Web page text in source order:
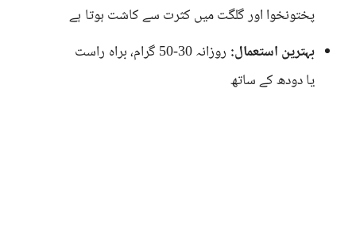
پختونخوا اور گلگت میں کثرت سے کاشت ہوتا ہے
بہترین استعمال:
روزانہ 30-50 گرام، براہ راست
یا دودھ کے ساتھ